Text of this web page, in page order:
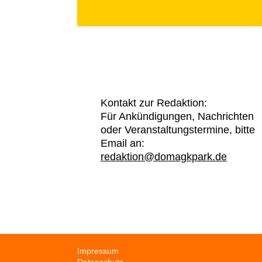
Kontakt zur Redaktion:
Für Ankündigungen, Nachrichten
oder Veranstaltungstermine, bitte
Email an:
redaktion@domagkpark.de
Navigation
Impressum